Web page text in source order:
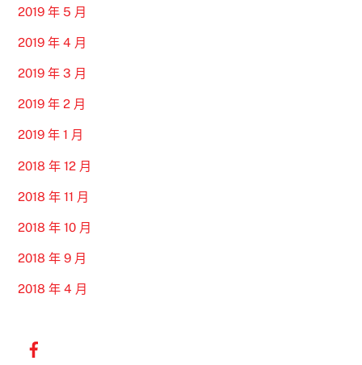
2019 年 5 月
2019 年 4 月
2019 年 3 月
2019 年 2 月
2019 年 1 月
2018 年 12 月
2018 年 11 月
2018 年 10 月
2018 年 9 月
2018 年 4 月